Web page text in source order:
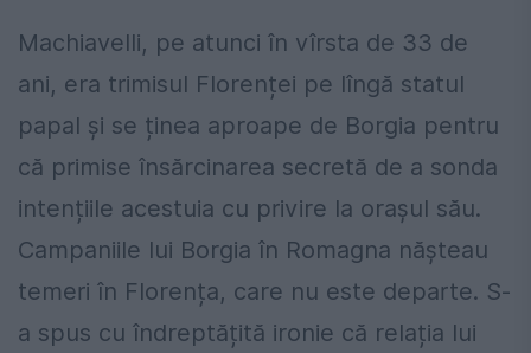
Machiavelli, pe atunci în vîrsta de 33 de
ani, era trimisul Florenței pe lîngă statul
papal și se ținea aproape de Borgia pentru
că primise însărcinarea secretă de a sonda
intențiile acestuia cu privire la orașul său.
Campaniile lui Borgia în Romagna nășteau
temeri în Florența, care nu este departe. S-
a spus cu îndreptățită ironie că relația lui